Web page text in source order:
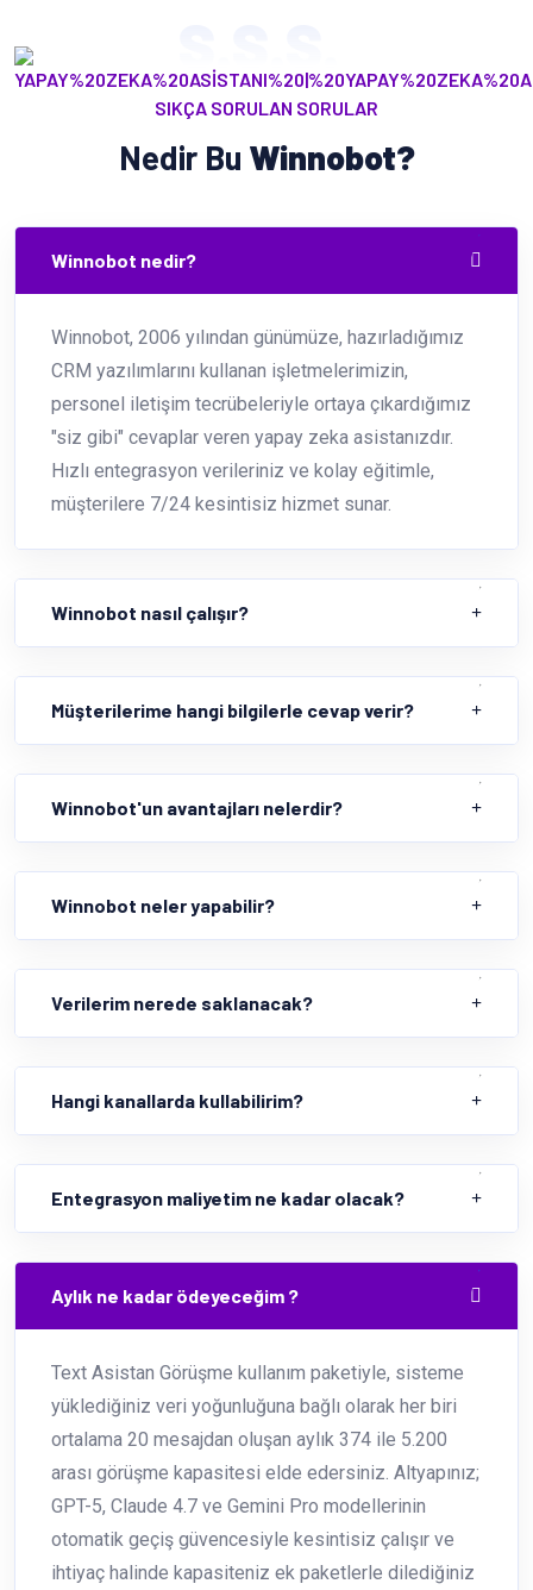
SIKÇA SORULAN SORULAR
Nedir Bu Winnobot?
Winnobot nedir?
Winnobot, 2006 yılından günümüze, hazırladığımız
CRM yazılımlarını kullanan işletmelerimizin,
personel iletişim tecrübeleriyle ortaya çıkardığımız
"siz gibi" cevaplar veren yapay zeka asistanızdır.
Hızlı entegrasyon verileriniz ve kolay eğitimle,
müşterilere 7/24 kesintisiz hizmet sunar.
Winnobot nasıl çalışır?
Müşterilerime hangi bilgilerle cevap verir?
Winnobot'un avantajları nelerdir?
Winnobot neler yapabilir?
Verilerim nerede saklanacak?
Hangi kanallarda kullabilirim?
Entegrasyon maliyetim ne kadar olacak?
Aylık ne kadar ödeyeceğim ?
Text Asistan Görüşme kullanım paketiyle, sisteme
yüklediğiniz veri yoğunluğuna bağlı olarak her biri
ortalama 20 mesajdan oluşan aylık 374 ile 5.200
arası görüşme kapasitesi elde edersiniz. Altyapınız;
GPT-5, Claude 4.7 ve Gemini Pro modellerinin
otomatik geçiş güvencesiyle kesintisiz çalışır ve
ihtiyaç halinde kapasiteniz ek paketlerle dilediğiniz